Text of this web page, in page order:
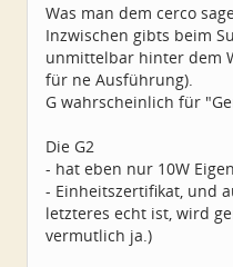
Dabei seit:
06 / 2014
Was man dem cerco
Inzwischen gibts beim
unmittelbar hinter dem
für ne Ausführung).
G wahrscheinlich für
Die G2
- hat eben nur 10W
- Einheitszertifikat, und
letzteres echt ist, wird
vermutlich ja.)